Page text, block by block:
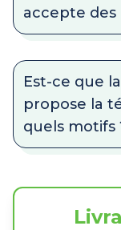
accepte des
Est-ce que
propose la
quels motifs